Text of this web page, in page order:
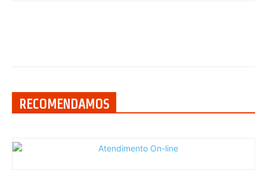
RECOMENDAMOS